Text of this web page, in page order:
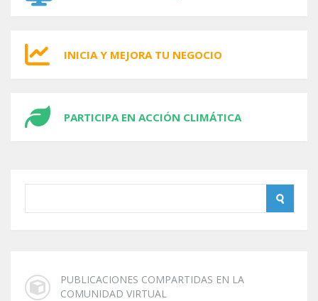
INICIA Y MEJORA TU NEGOCIO
PARTICIPA EN ACCIÓN CLIMÁTICA
PUBLICACIONES COMPARTIDAS EN LA
COMUNIDAD VIRTUAL